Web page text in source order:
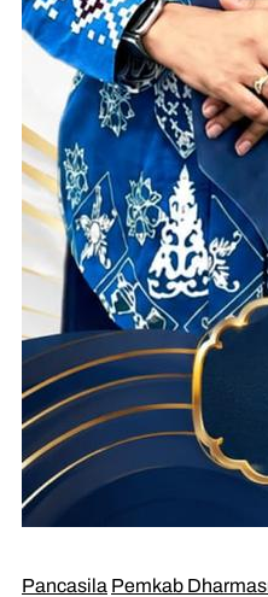
Pancasila Pemkab